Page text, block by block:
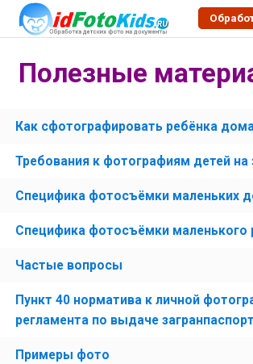
Полезные
Как сфотографировать ребёнка
Требования к фотографиям детей на
Специфика фотосъёмки маленьких
Специфика фотосъёмки маленького
Частые вопросы
Пункт 40 норматива к личной
регламента по выдаче
Примеры фото